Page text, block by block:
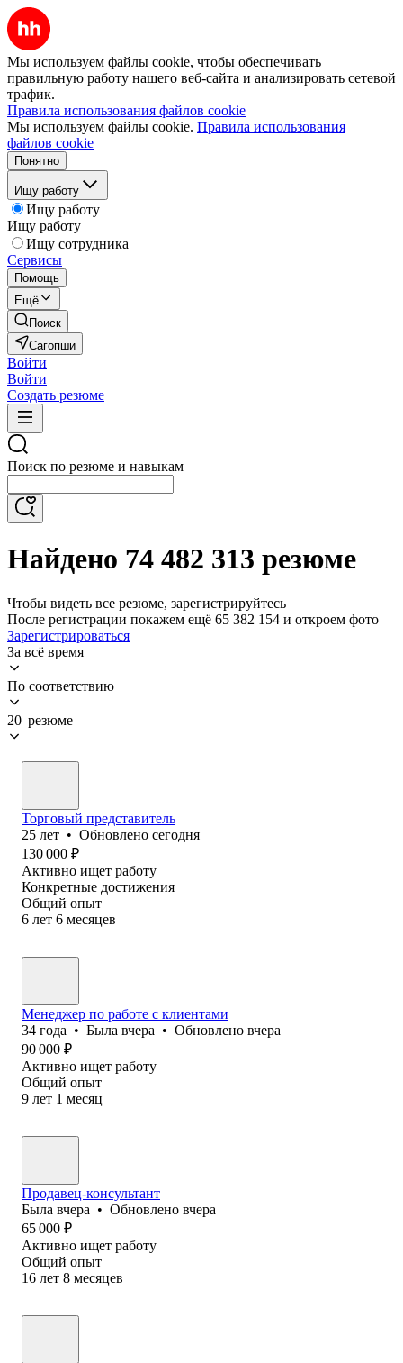
Мы используем файлы cookie, чтобы обеспечивать
правильную работу нашего веб-сайта и анализировать сетевой
трафик.
Правила использования файлов cookie
Мы используем файлы cookie. Правила использования
файлов cookie
Понятно
Ищу работу
Ищу работу
Ищу работу
Ищу сотрудника
Сервисы
Помощь
Ещё
Поиск
Сагопши
Войти
Войти
Создать резюме
Поиск по резюме и навыкам
Найдено 74 482 313 резюме
Чтобы видеть все резюме, зарегистрируйтесь
После регистрации покажем ещё 65 382 154 и откроем фото
Зарегистрироваться
За всё время
По соответствию
20 резюме
Торговый представитель
25 лет • Обновлено сегодня
130 000 ₽
Активно ищет работу
Конкретные достижения
Общий опыт
6 лет 6 месяцев
Менеджер по работе с клиентами
34 года • Была вчера • Обновлено вчера
90 000 ₽
Активно ищет работу
Общий опыт
9 лет 1 месяц
Продавец-консультант
Была вчера • Обновлено вчера
65 000 ₽
Активно ищет работу
Общий опыт
16 лет 8 месяцев